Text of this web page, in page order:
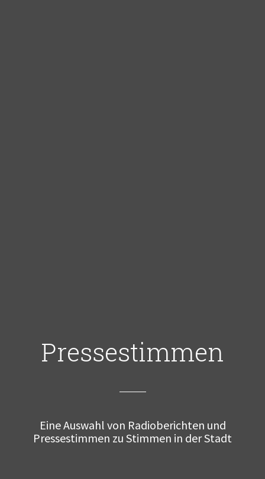
Pressestimmen
Eine Auswahl von Radioberichten und
Pressestimmen zu Stimmen in der Stadt